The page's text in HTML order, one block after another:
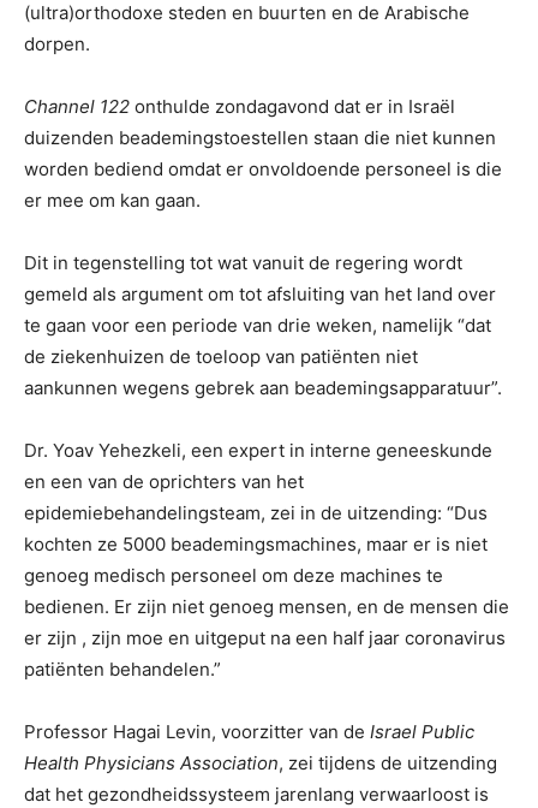
(ultra)orthodoxe steden en buurten en de Arabische
dorpen.
Channel 122 onthulde zondagavond dat er in Israël
duizenden beademingstoestellen staan die niet kunnen
worden bediend omdat er onvoldoende personeel is die
er mee om kan gaan.
Dit in tegenstelling tot wat vanuit de regering wordt
gemeld als argument om tot afsluiting van het land over
te gaan voor een periode van drie weken, namelijk “dat
de ziekenhuizen de toeloop van patiënten niet
aankunnen wegens gebrek aan beademingsapparatuur”.
Dr. Yoav Yehezkeli, een expert in interne geneeskunde
en een van de oprichters van het
epidemiebehandelingsteam, zei in de uitzending: “Dus
kochten ze 5000 beademingsmachines, maar er is niet
genoeg medisch personeel om deze machines te
bedienen. Er zijn niet genoeg mensen, en de mensen die
er zijn , zijn moe en uitgeput na een half jaar coronavirus
patiënten behandelen.”
Professor Hagai Levin, voorzitter van de Israel Public
Health Physicians Association, zei tijdens de uitzending
dat het gezondheidssysteem jarenlang verwaarloost is